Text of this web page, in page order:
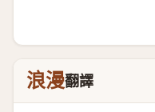
浪漫翻譯